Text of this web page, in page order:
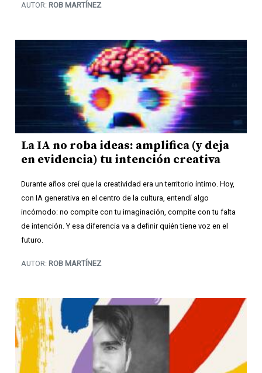
AUTOR: ROB MARTÍNEZ
La IA no roba ideas: amplifica (y deja
en evidencia) tu intención creativa
Durante años creí que la creatividad era un territorio íntimo. Hoy,
con IA generativa en el centro de la cultura, entendí algo
incómodo: no compite con tu imaginación, compite con tu falta
de intención. Y esa diferencia va a definir quién tiene voz en el
futuro.
AUTOR: ROB MARTÍNEZ